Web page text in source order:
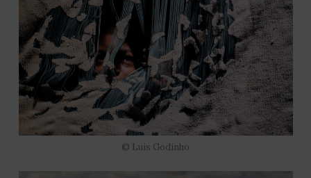
© Luís Godinho